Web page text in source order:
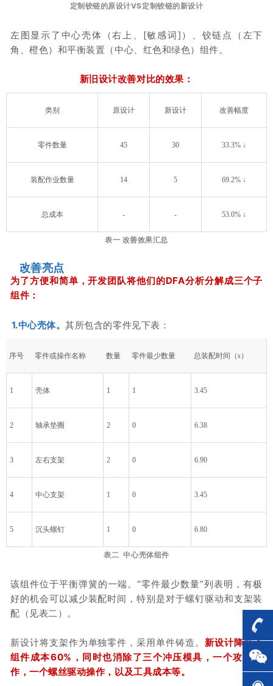
定制铰链的原设计VS定制铰链的新设计
左图显示了中心壳体（右上、[敏感词]）、铰链点（左下
角、橙色）和平衡装置（中心、红色和绿色）组件。
新旧设计改善对比的效果：
类别 原设计 新设计 改善幅度
零件数量 45 30 33.3% ↓
装配作业数量 14 5 69.2% ↓
总成本 - - 53.0% ↓
表一 改善效果汇总
改善亮点
为了方便和简单，开发团队将他们的DFA分析分解成三个子
组件：
1.中心壳体。其所包含的零件见下表：
序号 零件或操作名称 数量 零件最少数量 总装配时间（s）
1 壳体 1 1 3.45
2 轴承垫圈 2 0 6.38
3 左右支架 2 0 6.90
4 中心支架 1 0 3.45
5 沉头螺钉 1 0 6.80
表二 中心壳体组件
该组件位于平衡弹簧的一端。“零件最少数量”列表明，有极
好的机会可以减少装配时间，特别是对于螺钉驱动和支架装
配（见表二）。
新设计将支架作为单独零件，采用单件铸造。 新设计降低了
组件成本60%，同时也消除了三个冲压模具，一个攻丝操
作，一个螺丝驱动操作，以及工具成本等。